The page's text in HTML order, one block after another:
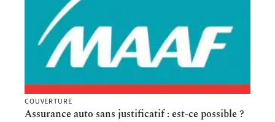
COUVERTURE
Assurance auto sans justificatif : est-ce possible ?